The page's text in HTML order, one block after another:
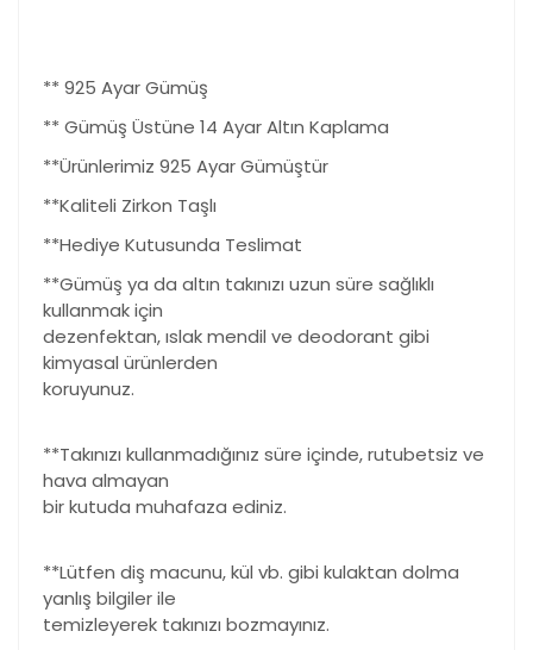
** 925 Ayar Gümüş
** Gümüş Üstüne 14 Ayar Altın Kaplama
**Ürünlerimiz 925 Ayar Gümüştür
**Kaliteli Zirkon Taşlı
**Hediye Kutusunda Teslimat
**Gümüş ya da altın takınızı uzun süre sağlıklı
kullanmak için
dezenfektan, ıslak mendil ve deodorant gibi
kimyasal ürünlerden
koruyunuz.
**Takınızı kullanmadığınız süre içinde, rutubetsiz ve
hava almayan
bir kutuda muhafaza ediniz.
**Lütfen diş macunu, kül vb. gibi kulaktan dolma
yanlış bilgiler ile
temizleyerek takınızı bozmayınız.